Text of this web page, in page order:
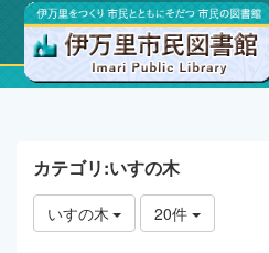
トップページ こんにちは、
カテゴリ:いすの木
いすの木 20件